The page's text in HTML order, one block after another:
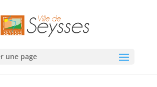
une page